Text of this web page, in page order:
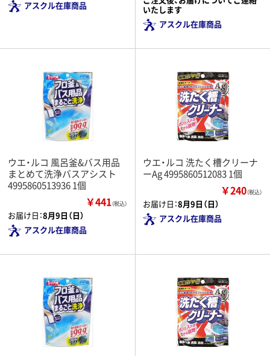
アスクル在庫商品
いたします
アスクル在庫商品
ウエ・ルコ 風呂釜&バス用品
まとめて洗浄バスアシスト
4995860513936 1個
￥441（税込）
お届け日：8月9日（日）
アスクル在庫商品
ウエ・ルコ 洗たく槽クリーナ
ーAg 4995860512083 1個
￥240（税込）
お届け日：8月9日（日）
アスクル在庫商品